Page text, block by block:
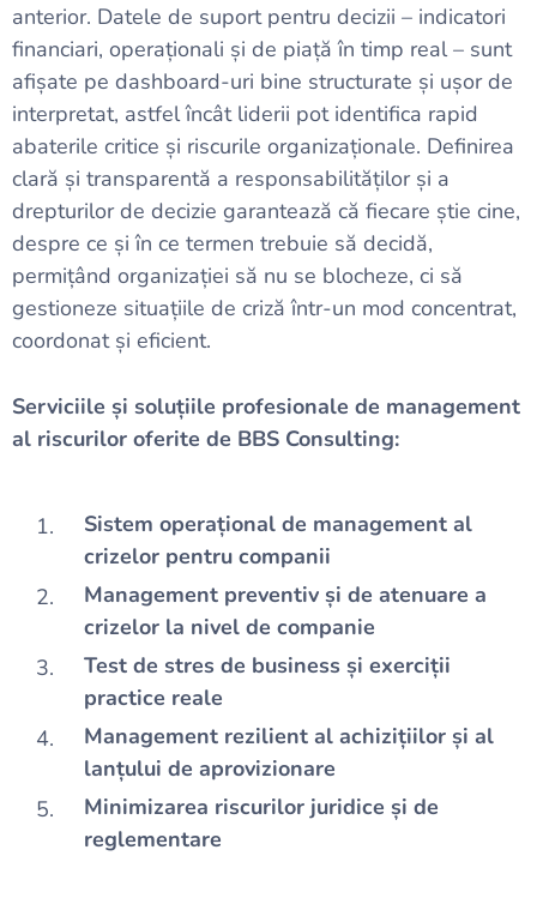
anterior. Datele de suport pentru decizii – indicatori
financiari, operaționali și de piață în timp real – sunt
afișate pe dashboard-uri bine structurate și ușor de
interpretat, astfel încât liderii pot identifica rapid
abaterile critice și riscurile organizaționale. Definirea
clară și transparentă a responsabilităților și a
drepturilor de decizie garantează că fiecare știe cine,
despre ce și în ce termen trebuie să decidă,
permițând organizației să nu se blocheze, ci să
gestioneze situațiile de criză într-un mod concentrat,
coordonat și eficient.
Serviciile și soluțiile profesionale de management
al riscurilor oferite de BBS Consulting:
Sistem operațional de management al
crizelor pentru companii
Management preventiv și de atenuare a
crizelor la nivel de companie
Test de stres de business și exerciții
practice reale
Management rezilient al achizițiilor și al
lanțului de aprovizionare
Minimizarea riscurilor juridice și de
reglementare